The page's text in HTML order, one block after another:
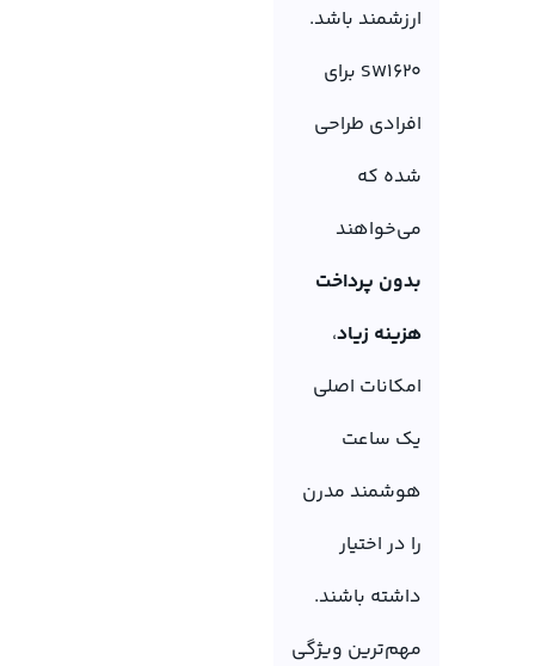
ارزشمند باشد.
SW1620 برای
افرادی طراحی
شده که
می‌خواهند
بدون پرداخت
هزینه زیاد،
امکانات اصلی
یک ساعت
هوشمند مدرن
را در اختیار
داشته باشند.
مهم‌ترین ویژگی